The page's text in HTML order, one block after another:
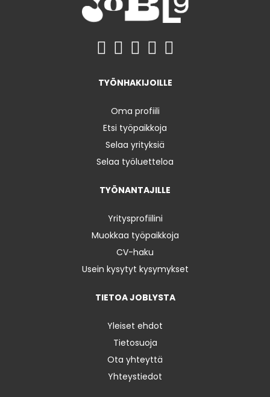
TYÖNHAKIJOILLE
Oma profiili
Etsi työpaikkoja
Selaa yrityksiä
Selaa työluetteloa
TYÖNANTAJILLE
Yritysprofiilini
Muokkaa työpaikkoja
CV-haku
Usein kysytyt kysymykset
TIETOA JOBLYSTA
Yleiset ehdot
Tietosuoja
Ota yhteyttä
Yhteystiedot